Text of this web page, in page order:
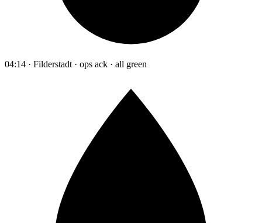
04:14 · Filderstadt · ops ack · all green